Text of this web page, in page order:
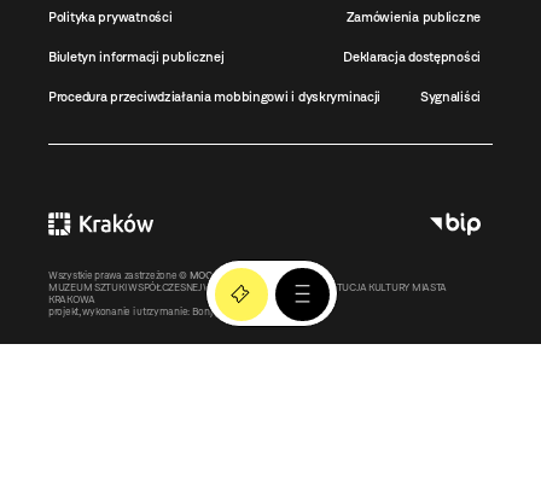
Polityka prywatności Zamówienia publiczne
Biuletyn informacji publicznej Deklaracja dostępności
Procedura przeciwdziałania mobbingowi i dyskryminacji Sygnaliści
Wszystkie prawa zastrzeżone © MOCAK2011-2026
MUZEUM SZTUKI WSPÓŁCZESNEJ W KRAKOWIE MOCAK – INSTYTUCJA KULTURY MIASTA
KRAKOWA
projekt, wykonanie i utrzymanie: Bonjour.pl